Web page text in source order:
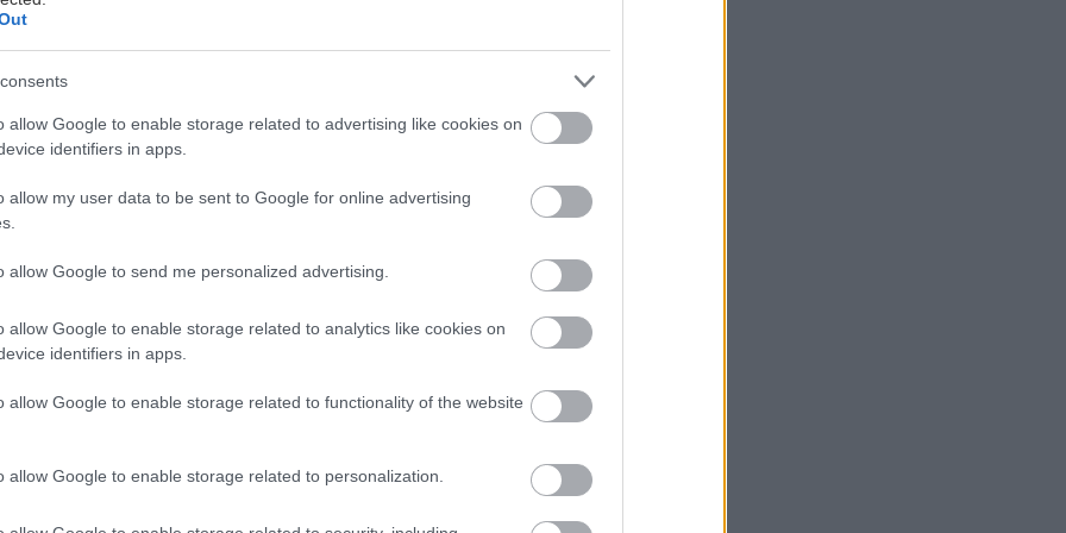
allow Google to enable storage related to advertising like cookies on
identifiers in apps.
allow my user data to be sent to Google for online advertising
allow Google to send me personalized advertising.
allow Google to enable storage related to analytics like cookies on
identifiers in apps.
allow Google to enable storage related to functionality of the website
allow Google to enable storage related to personalization.
πορούμε να πούμε κάτι νέο για τη Λυσιστράτη έπειτα από τόσα
χρόνια; Γιατί επανέρχεται με τέτοια επιμονή στις σκηνές του
κόσμου; Ποιο νόημα παραμένει ανεξάντλητο μέσα στην ιδιοφυή
τη γράφει το 411 π.Χ., δεν κάνει κάποιο πλάγιο σχόλιο για τη
έχει περιέλθει η Αθήνα εν μέσω Πελοποννησιακού Πολέμου. Στην
ακούει καλά τους πολιτικούς τριγμούς εντός των τειχών, όπου η
έχει αποδυναμωθεί και οι ολιγαρχικοί επανέρχονται στο
κρυφά όπλα της τέχνης –τα οποία δεν κατονομάζουν αλλά
να δακτυλοδεικτούν– μιλάει για την πηγή των δεινών: τη
και επιβολή, που δεν είναι παρά ίδιον των ανδρών, μια κούφια